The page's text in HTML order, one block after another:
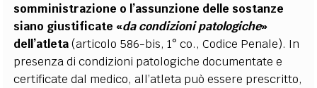
somministrazione o l’assunzione delle sostanze
siano giustificate «da condizioni patologiche»
dell’atleta(articolo 586-bis, 1° co., Codice Penale). In
presenza di condizioni patologiche documentate e
certificate dal medico, all’atleta può essere prescritto,